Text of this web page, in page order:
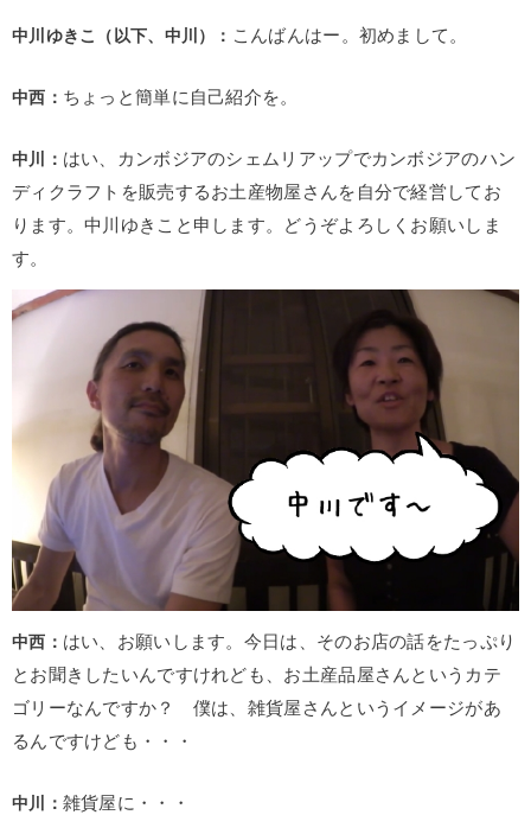
中川ゆきこ（以下、中川）： こんばんはー。初めまして。
中西： ちょっと簡単に自己紹介を。
中川： はい、カンボジアのシェムリアップでカンボジアのハン
ディクラフトを販売するお土産物屋さんを自分で経営してお
ります。中川ゆきこと申します。どうぞよろしくお願いしま
す。
中西： はい、お願いします。今日は、そのお店の話をたっぷり
とお聞きしたいんですけれども、お土産品屋さんというカテ
ゴリーなんですか？ 僕は、雑貨屋さんというイメージがあ
るんですけども・・・
中川： 雑貨屋に・・・